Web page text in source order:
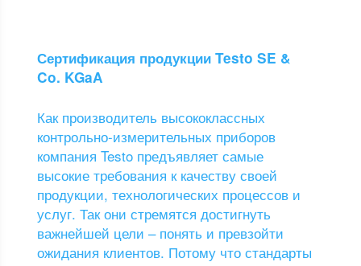
Сертификация продукции Testo SE &
Co. KGaA
Как производитель высококлассных
контрольно-измерительных приборов
компания Testo предъявляет самые
высокие требования к качеству своей
продукции, технологических процессов и
услуг. Так они стремятся достигнуть
важнейшей цели – понять и превзойти
ожидания клиентов. Потому что стандарты